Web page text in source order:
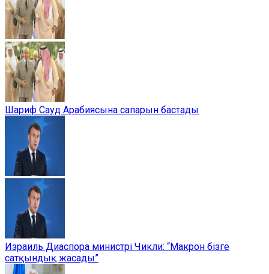
Шариф Сауд Арабиясына сапарын бастады
Израиль Диаспора министрі Чикли: “Макрон бізге
сатқындық жасады”